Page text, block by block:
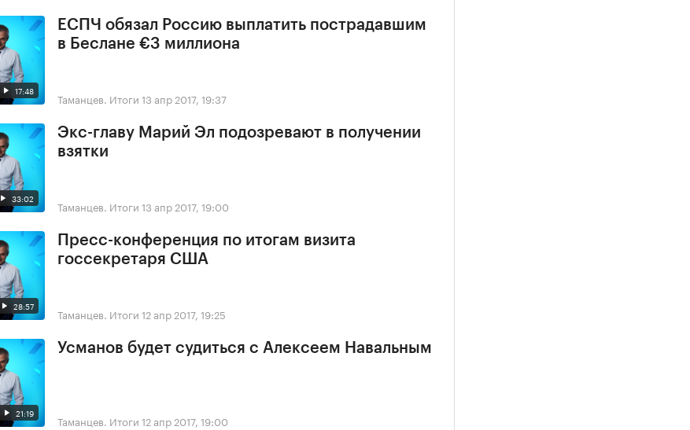
17:48
ЕСПЧ обязал Россию выплатить пострадавшим
в Беслане €3 миллиона
Таманцев. Итоги 13 апр 2017, 19:37
33:02
Экс-главу Марий Эл подозревают в получении
взятки
Таманцев. Итоги 13 апр 2017, 19:00
28:57
Пресс-конференция по итогам визита
госсекретаря США
Таманцев. Итоги 12 апр 2017, 19:25
21:19
Усманов будет судиться с Алексеем Навальным
Таманцев. Итоги 12 апр 2017, 19:00